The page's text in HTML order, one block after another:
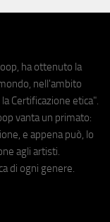
ha ottenuto la
nell'ambito
Certificazione etica".
vanta un primato:
e appena può, lo
agli artisti.
di ogni genere.